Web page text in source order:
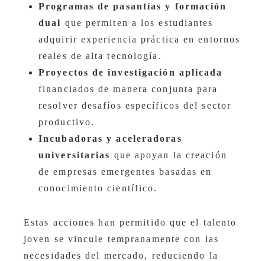
Programas de pasantías y formación
dual que permiten a los estudiantes
adquirir experiencia práctica en entornos
reales de alta tecnología.
Proyectos de investigación aplicada
financiados de manera conjunta para
resolver desafíos específicos del sector
productivo.
Incubadoras y aceleradoras
universitarias que apoyan la creación
de empresas emergentes basadas en
conocimiento científico.
Estas acciones han permitido que el talento
joven se vincule tempranamente con las
necesidades del mercado, reduciendo la